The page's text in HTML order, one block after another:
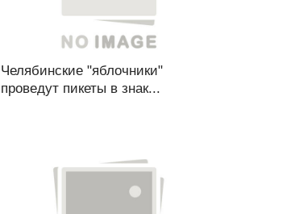
Челябинские "яблочники"
проведут пикеты в знак...